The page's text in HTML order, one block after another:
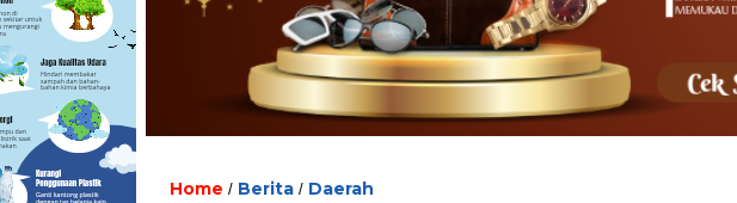
Home / Berita / Daerah